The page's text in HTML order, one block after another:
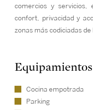
comercios y servicios,
confort, privacidad y
zonas más codiciadas de
Equipamientos
Cocina empotrada
Parking